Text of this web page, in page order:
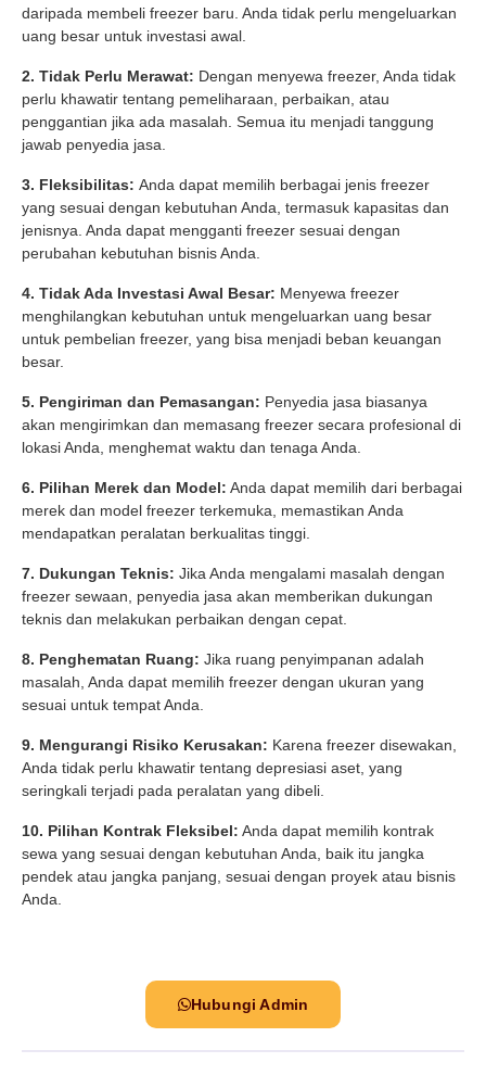
daripada membeli freezer baru. Anda tidak perlu mengeluarkan
uang besar untuk investasi awal.
2. Tidak Perlu Merawat: Dengan menyewa freezer, Anda tidak
perlu khawatir tentang pemeliharaan, perbaikan, atau
penggantian jika ada masalah. Semua itu menjadi tanggung
jawab penyedia jasa.
3. Fleksibilitas: Anda dapat memilih berbagai jenis freezer
yang sesuai dengan kebutuhan Anda, termasuk kapasitas dan
jenisnya. Anda dapat mengganti freezer sesuai dengan
perubahan kebutuhan bisnis Anda.
4. Tidak Ada Investasi Awal Besar: Menyewa freezer
menghilangkan kebutuhan untuk mengeluarkan uang besar
untuk pembelian freezer, yang bisa menjadi beban keuangan
besar.
5. Pengiriman dan Pemasangan: Penyedia jasa biasanya
akan mengirimkan dan memasang freezer secara profesional di
lokasi Anda, menghemat waktu dan tenaga Anda.
6. Pilihan Merek dan Model: Anda dapat memilih dari berbagai
merek dan model freezer terkemuka, memastikan Anda
mendapatkan peralatan berkualitas tinggi.
7. Dukungan Teknis: Jika Anda mengalami masalah dengan
freezer sewaan, penyedia jasa akan memberikan dukungan
teknis dan melakukan perbaikan dengan cepat.
8. Penghematan Ruang: Jika ruang penyimpanan adalah
masalah, Anda dapat memilih freezer dengan ukuran yang
sesuai untuk tempat Anda.
9. Mengurangi Risiko Kerusakan: Karena freezer disewakan,
Anda tidak perlu khawatir tentang depresiasi aset, yang
seringkali terjadi pada peralatan yang dibeli.
10. Pilihan Kontrak Fleksibel: Anda dapat memilih kontrak
sewa yang sesuai dengan kebutuhan Anda, baik itu jangka
pendek atau jangka panjang, sesuai dengan proyek atau bisnis
Anda.
Hubungi Admin